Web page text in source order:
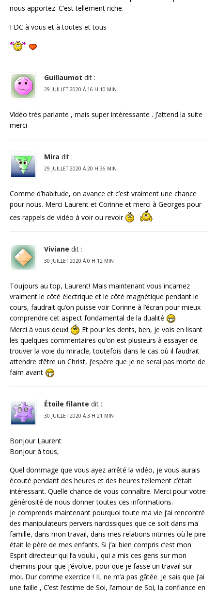
nous apportez. C’est tellement riche.
FDC à vous et à toutes et tous
Guillaumot dit :
29 JUILLET 2020 À 16 H 10 MIN
Vidéo très parlante , mais super intéressante . J’attend la suite
merci
Mira dit :
29 JUILLET 2020 À 20 H 36 MIN
Comme d’habitude, on avance et c’est vraiment une chance
pour nous. Merci Laurent et Corinne et merci à Georges pour
ces rappels de vidéo à voir ou revoir
Viviane dit :
30 JUILLET 2020 À 0 H 12 MIN
Toujours au top, Laurent! Mais maintenant vous incarnez
vraiment le côté électrique et le côté magnétique pendant le
cours, faudrait qu’on puisse voir Corinne à l’écran pour mieux
comprendre cet aspect fondamental de la dualité
Merci à vous deux!
Et pour les dents, ben, je vois en lisant
les quelques commentaires qu’on est plusieurs à essayer de
trouver la voie du miracle, toutefois dans le cas où il faudrait
attendre d’être un Christ, j’espère que je ne serai pas morte de
faim avant
Étoile filante dit :
30 JUILLET 2020 À 3 H 21 MIN
Bonjour Laurent
Bonjour à tous,
Quel dommage que vous ayez arrêté la vidéo, je vous aurais
écouté pendant des heures et des heures tellement c’était
intéressant. Quelle chance de vous connaître. Merci pour votre
générosité de nous donner toutes ces informations.
Je comprends maintenant pourquoi toute ma vie j’ai rencontré
des manipulateurs pervers narcissiques que ce soit dans ma
famille, dans mon travail, dans mes relations intimes où le pire
était le père de mes enfants. Si j’ai bien compris c’est mon
Esprit directeur qui l’a voulu , qui a mis ces gens sur mon
chemins pour que j’évolue, pour que je fasse un travail sur
moi. Dur comme exercice ! IL ne m’a pas gâtée. Je sais que j’ai
une faille , C’est l’estime de Soi, l’amour de Soi, la confiance en